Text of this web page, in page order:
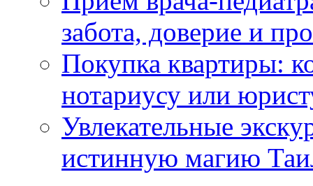
забота, доверие и
Покупка квартиры:
нотариусу или
Увлекательные
истинную магию